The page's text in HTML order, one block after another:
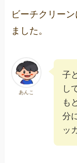
ビーチクリー
ました。
あんこ
子
し
も
分
ッ